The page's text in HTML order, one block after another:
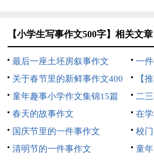
【小学生写事作文500字】相关文章
最后一座土坯房叙事作文
一
关于春节里的新鲜事作文400
字汇编10篇
【
童年趣事小学作文集锦15篇
二
春天的故事作文
在
国庆节里的一件事作文
校
清明节的一件事作文
童